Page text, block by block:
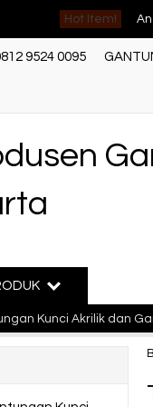
Hot Item!
9524 0095
Akrilik dan